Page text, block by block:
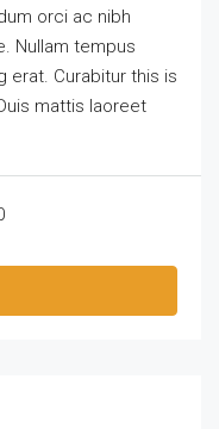
orci ac nibh
Nullam tempus
erat. Curabitur this is
mattis laoreet